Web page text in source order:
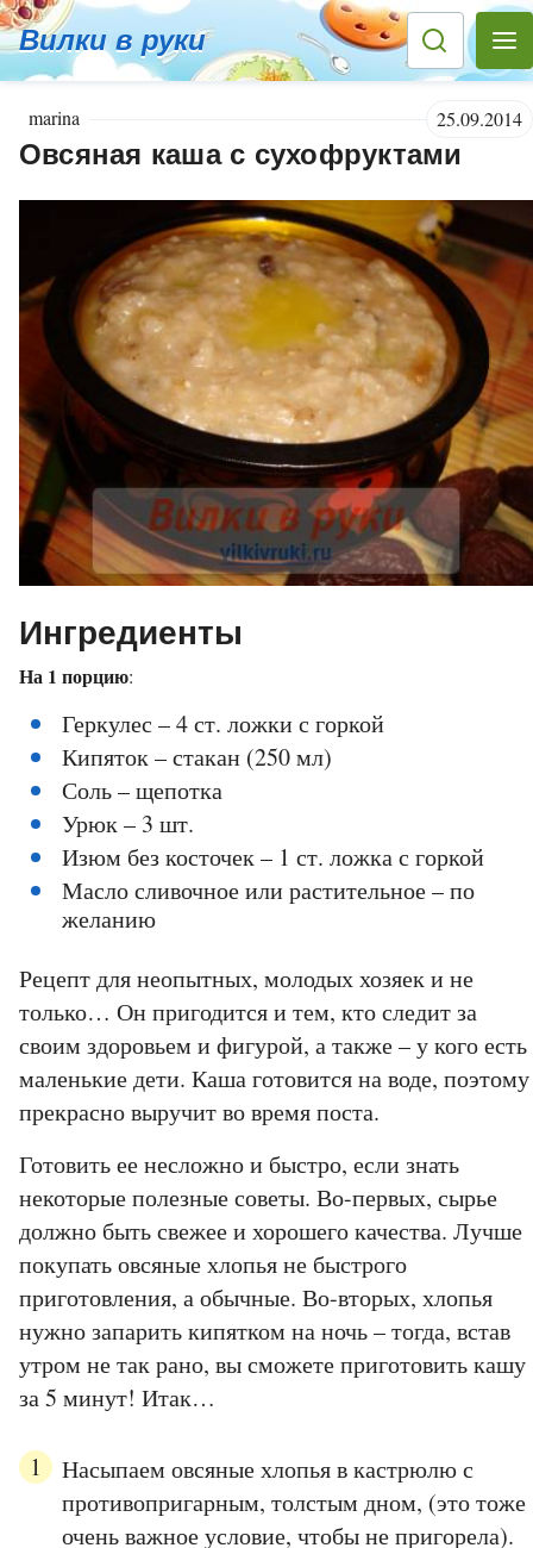
Вилки в руки
marina 25.09.2014
Овсяная каша с сухофруктами
Ингредиенты
На 1 порцию:
Геркулес – 4 ст. ложки с горкой
Кипяток – стакан (250 мл)
Соль – щепотка
Урюк – 3 шт.
Изюм без косточек – 1 ст. ложка с горкой
Масло сливочное или растительное – по
желанию
Рецепт для неопытных, молодых хозяек и не
только… Он пригодится и тем, кто следит за
своим здоровьем и фигурой, а также – у кого есть
маленькие дети. Каша готовится на воде, поэтому
прекрасно выручит во время поста.
Готовить ее несложно и быстро, если знать
некоторые полезные советы. Во-первых, сырье
должно быть свежее и хорошего качества. Лучше
покупать овсяные хлопья не быстрого
приготовления, а обычные. Во-вторых, хлопья
нужно запарить кипятком на ночь – тогда, встав
утром не так рано, вы сможете приготовить кашу
за 5 минут! Итак…
Насыпаем овсяные хлопья в кастрюлю с
противопригарным, толстым дном, (это тоже
очень важное условие, чтобы не пригорела).